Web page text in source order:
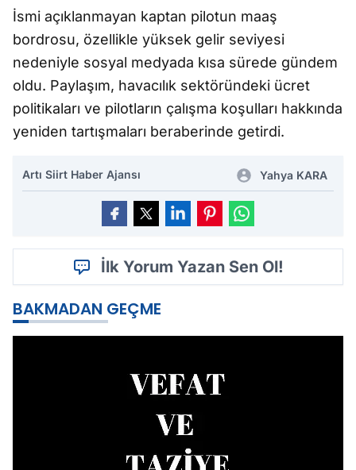
İsmi açıklanmayan kaptan pilotun maaş
bordrosu, özellikle yüksek gelir seviyesi
nedeniyle sosyal medyada kısa sürede gündem
oldu. Paylaşım, havacılık sektöründeki ücret
politikaları ve pilotların çalışma koşulları hakkında
yeniden tartışmaları beraberinde getirdi.
Artı Siirt Haber Ajansı Yahya KARA
İlk Yorum Yazan Sen Ol!
BAKMADAN GEÇME